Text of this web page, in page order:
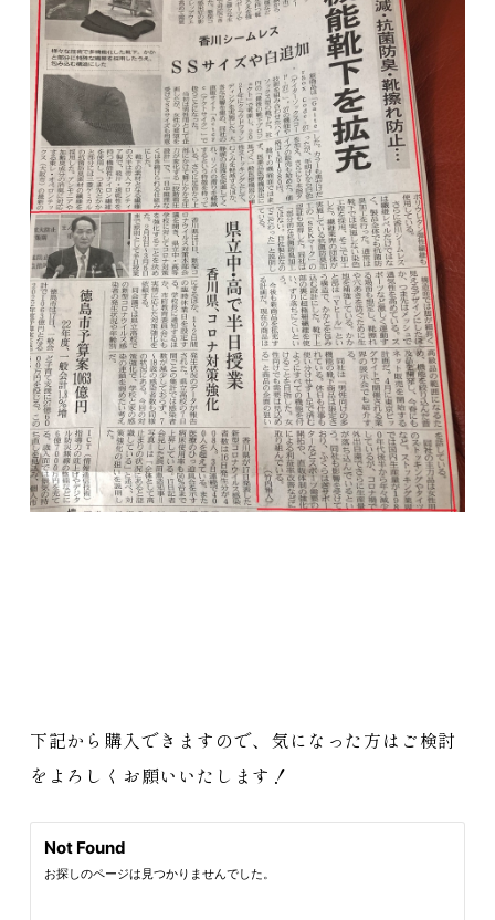
下記から購入できますので、気になった方はご検討
をよろしくお願いいたします！